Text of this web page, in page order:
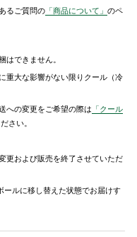
るご質問の 「商品について」のペ
はできません。
重大な影響がない限りクール（冷
への変更をご希望の際は 「クール
さい。
更および販売を終了させていただ
ールに移し替えた状態でお届けす